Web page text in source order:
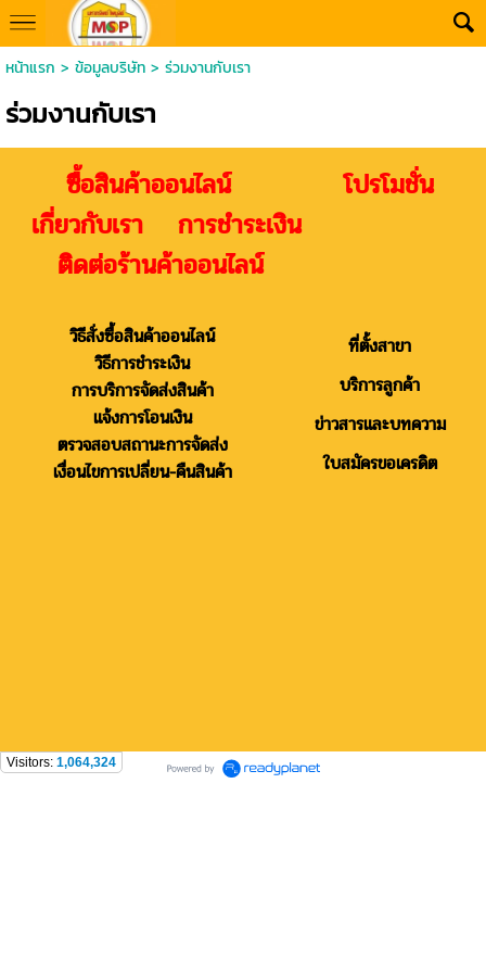
หน้าแรก > ข้อมูลบริษัท> ร่วมงานกับเรา
ร่วมงานกับเรา
ซื้อสินค้าออนไลน์ โปรโมชั่น
เกี่ยวกับเรา การชำระเงิน
ติดต่อร้านค้าออนไลน์
วิธีสั่งซื้อสินค้าออนไลน์
วิธีการชำระเงิน
การบริการจัดส่งสินค้า
แจ้งการโอนเงิน
ตรวจสอบสถานะการจัดส่ง
เงื่อนไขการเปลี่ยน-คืนสินค้า
ที่ตั้งสาขา
บริการลูกค้า
ข่าวสารและบทความ
ใบสมัครขอเครดิต
Visitors: 1,064,324